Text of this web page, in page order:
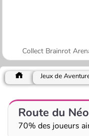
Collect Brainrot
Jeux de
Route du
70% des joueurs